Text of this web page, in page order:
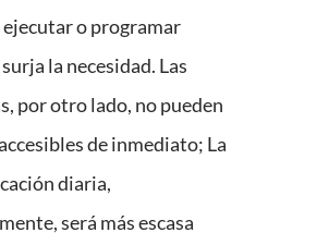
ejecutar o programar
la necesidad. Las
por otro lado, no pueden
de inmediato; La
diaria,
será más escasa